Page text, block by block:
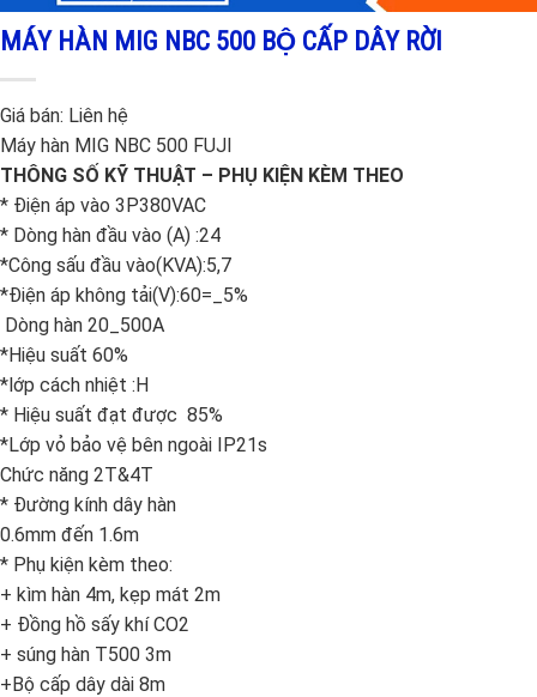
MÁY HÀN MIG NBC 500 BỘ CẤP DÂY RỜI
Giá bán: Liên hệ
Máy hàn MIG NBC 500 FUJI
THÔNG SỐ KỸ THUẬT – PHỤ KIỆN KÈM THEO
* Điện áp vào 3P380VAC
* Dòng hàn đầu vào (A) :24
*Công sấu đầu vào(KVA):5,7
*Điện áp không tải(V):60=_5%
Dòng hàn 20_500A
*Hiệu suất 60%
*lớp cách nhiệt :H
* Hiệu suất đạt được 85%
*Lớp vỏ bảo vệ bên ngoài IP21s
Chức năng 2T&4T
* Đường kính dây hàn
0.6mm đến 1.6m
* Phụ kiện kèm theo:
+ kìm hàn 4m, kẹp mát 2m
+ Đồng hồ sấy khí CO2
+ súng hàn T500 3m
+Bộ cấp dây dài 8m